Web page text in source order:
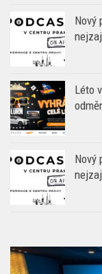
Nový
Léto
Nový